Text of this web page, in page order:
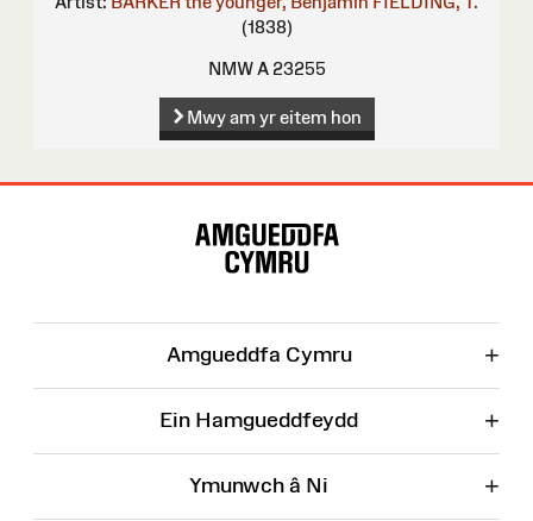
(1838)
NMW A 23255
Mwy am yr eitem hon
Amgueddfa Cymru +
Ein Hamgueddfeydd +
Ymunwch â Ni +